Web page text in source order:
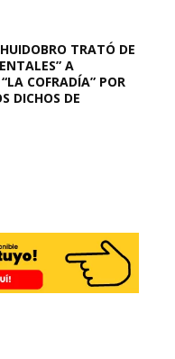
TRATÓ DE
A
COFRADÍA” POR
DICHOS DE